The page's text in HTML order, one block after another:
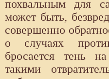
похвальным для
может быть,
совершенно
о случаях
бросается тень
такими